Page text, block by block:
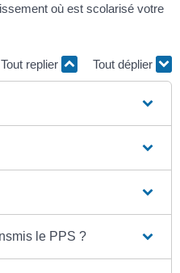
où est scolarisé votre
Tout replier Tout déplier
le PPS ?